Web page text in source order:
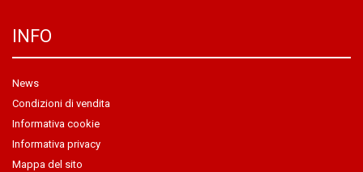
INFO
News
Condizioni di vendita
Informativa cookie
Informativa privacy
Mappa del sito